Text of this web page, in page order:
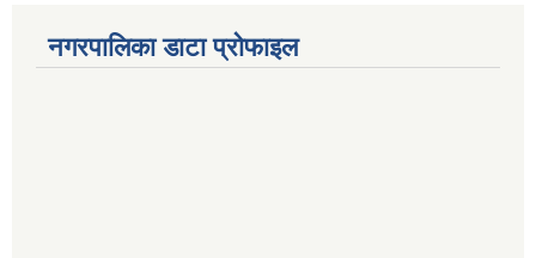
नगरपालिका डाटा प्रोफाइल